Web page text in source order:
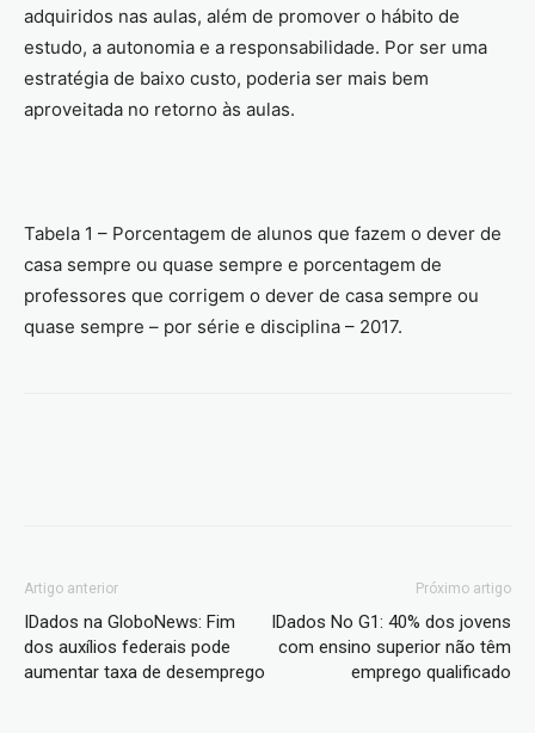
adquiridos nas aulas, além de promover o hábito de
estudo, a autonomia e a responsabilidade. Por ser uma
estratégia de baixo custo, poderia ser mais bem
aproveitada no retorno às aulas.
Tabela 1 – Porcentagem de alunos que fazem o dever de
casa sempre ou quase sempre e porcentagem de
professores que corrigem o dever de casa sempre ou
quase sempre – por série e disciplina – 2017.
Artigo anterior
IDados na GloboNews: Fim
dos auxílios federais pode
aumentar taxa de desemprego
Próximo artigo
IDados No G1: 40% dos jovens
com ensino superior não têm
emprego qualificado